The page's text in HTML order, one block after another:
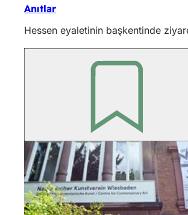
Anıtlar
Hessen eyaletinin başkentinde